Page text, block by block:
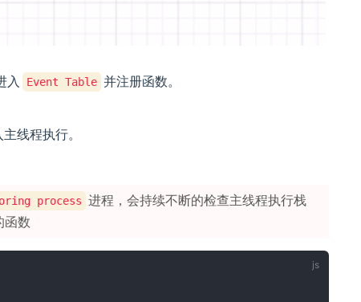
入 Event Table 并注册函数。
线程执行。
process 进程，会持续不断的检查主线程执行栈
函数